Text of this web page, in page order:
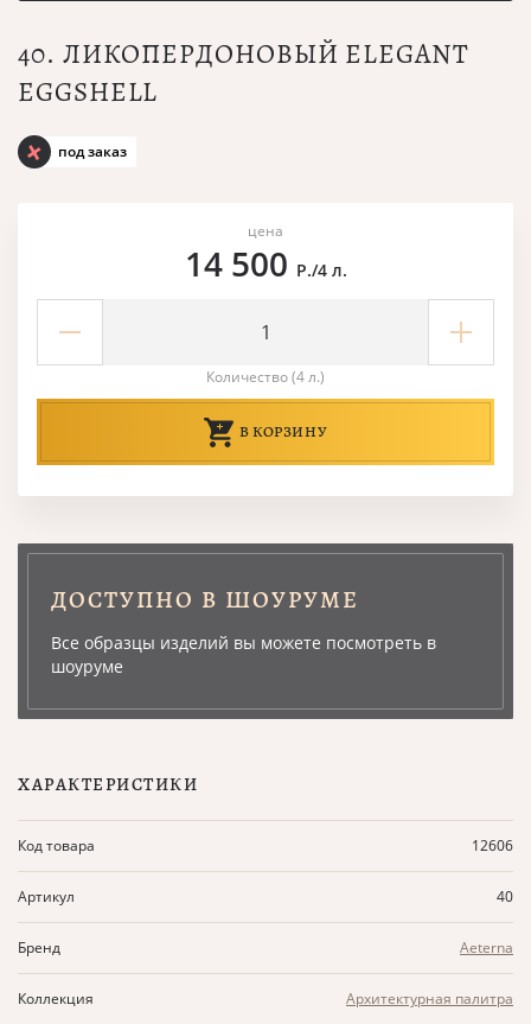
40. ЛИКОПЕРДОНОВЫЙ ELEGANT
EGGSHELL
под заказ
цена
14 500 Р./4 л.
Количество (4 л.)
В КОРЗИНУ
ДОСТУПНО В ШОУРУМЕ
Все образцы изделий вы можете посмотреть в
шоуруме
ХАРАКТЕРИСТИКИ
Код товара 12606
Артикул 40
Бренд Aeterna
Коллекция Архитектурная палитра